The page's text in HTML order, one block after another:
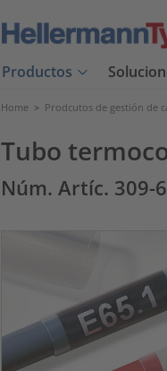
Productos
Home > Prodcutos de gestión de
Tubo
Núm. Artíc. 309-